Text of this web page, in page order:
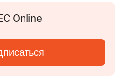
Online